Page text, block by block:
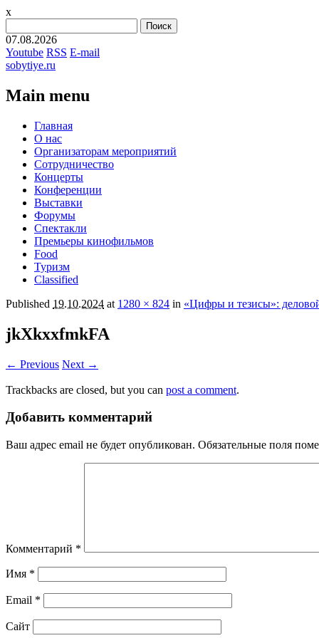
x
07.08.2026
Youtube RSS E-mail
sobytiye.ru
Main menu
Skip
content
Главная
О нас
Организаторам мероприятий
Сотрудничество
Концерты
Конференции
Выставки
Форумы
Спектакли
Премьеры кинофильмов
Food
Туризм
Сlassified
Published 19.10.2024 at 1280 × 824 in «Цифры и тезисы»:
jkXkxxfmkFA
← Previous Next →
Trackbacks are closed, but you can post a comment.
Добавить комментарий
Ваш адрес email не будет опубликован. Обязательные поля
Комментарий *
Имя *
Email *
Сайт